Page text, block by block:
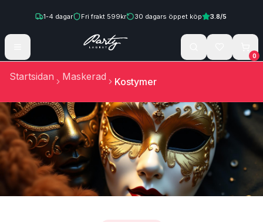
1-4 dagar Fri frakt 599kr 30 dagars öppet köp 3.8/5
0
Startsidan Maskerad Kostymer